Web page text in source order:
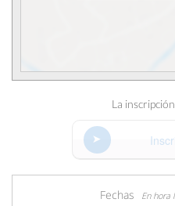
La
Fechas En hora